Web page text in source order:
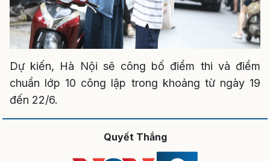
Dự kiến, Hà Nội sẽ công bố điểm thi và điểm
chuẩn lớp 10 công lập trong khoảng từ ngày 19
đến 22/6.
Quyết Thắng